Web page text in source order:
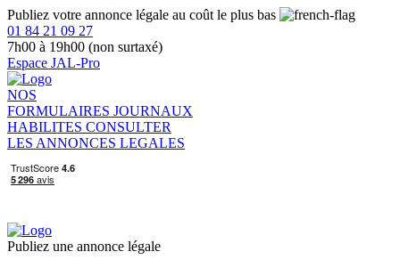
Publiez votre annonce légale au coût le plus bas
01 84 21 09 27
7h00 à 19h00 (non surtaxé)
Espace JAL-Pro
NOS
FORMULAIRES JOURNAUX
HABILITES CONSULTER
LES ANNONCES LEGALES
Publiez une annonce légale